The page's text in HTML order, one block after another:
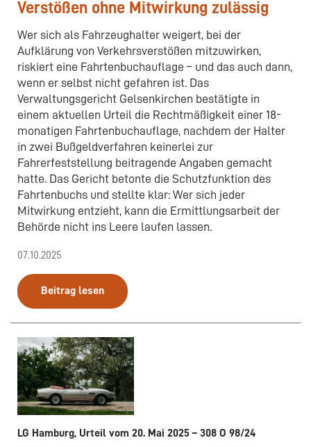
Verstößen ohne Mitwirkung zulässig
Wer sich als Fahrzeughalter weigert, bei der
Aufklärung von Verkehrsverstößen mitzuwirken,
riskiert eine Fahrtenbuchauflage – und das auch dann,
wenn er selbst nicht gefahren ist. Das
Verwaltungsgericht Gelsenkirchen bestätigte in
einem aktuellen Urteil die Rechtmäßigkeit einer 18-
monatigen Fahrtenbuchauflage, nachdem der Halter
in zwei Bußgeldverfahren keinerlei zur
Fahrerfeststellung beitragende Angaben gemacht
hatte. Das Gericht betonte die Schutzfunktion des
Fahrtenbuchs und stellte klar: Wer sich jeder
Mitwirkung entzieht, kann die Ermittlungsarbeit der
Behörde nicht ins Leere laufen lassen.
07.10.2025
Beitrag lesen
LG Hamburg, Urteil vom 20. Mai 2025 – 308 O 98/24